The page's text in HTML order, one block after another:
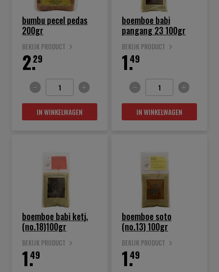
bumbu pecel pedas
200gr
BEKIJK PRODUCT
29
2.
IN WINKELWAGEN
boemboe babi
pangang 23 100gr
BEKIJK PRODUCT
49
1.
IN WINKELWAGEN
boemboe babi ketj.
(no.18)100gr
BEKIJK PRODUCT
49
1.
boemboe soto
(no.13) 100gr
BEKIJK PRODUCT
49
1.